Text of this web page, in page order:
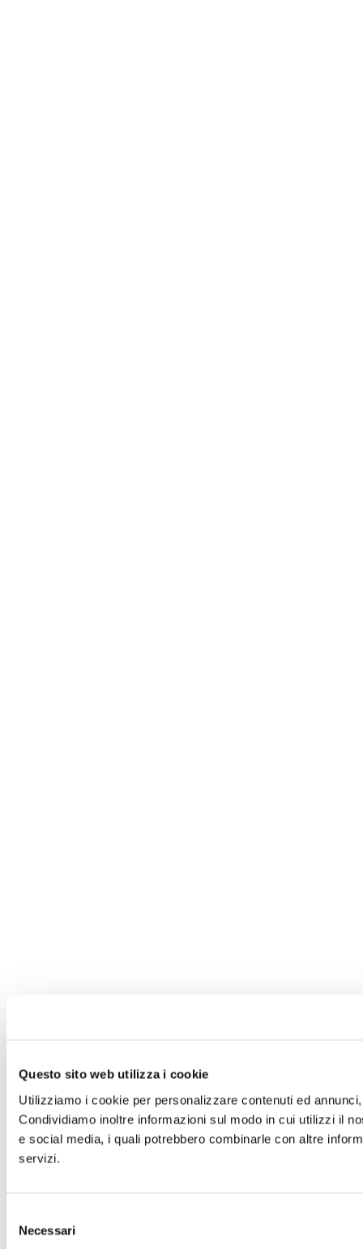
Questo sito web utilizza i cookie
Utilizziamo i cookie per personalizzare contenuti ed
Condividiamo inoltre informazioni sul modo in cui utilizzi il
e social media, i quali potrebbero combinarle con altre
servizi.
delNecessari